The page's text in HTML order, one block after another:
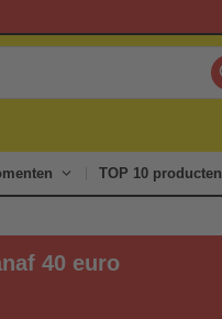
TOP 10 producten
40 euro